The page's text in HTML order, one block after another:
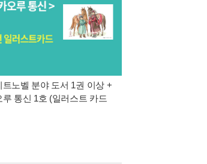
트노벨 분야 도서 1권 이상 +
루 통신 1호 (일러스트 카드